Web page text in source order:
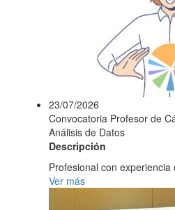
23/07/2026
Convocatoria Profesor de
Análisis de Datos
Descripción
Profesional con experiencia
Ver más